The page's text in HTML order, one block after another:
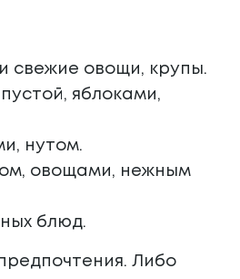
свежие овощи, крупы.
яблоками,
нутом.
овощами, нежным
блюд.
Либо